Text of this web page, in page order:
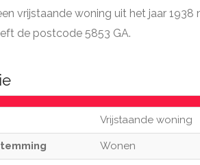
vrijstaande woning uit het jaar
de postcode 5853 GA.
Vrijstaande woning
Wonen